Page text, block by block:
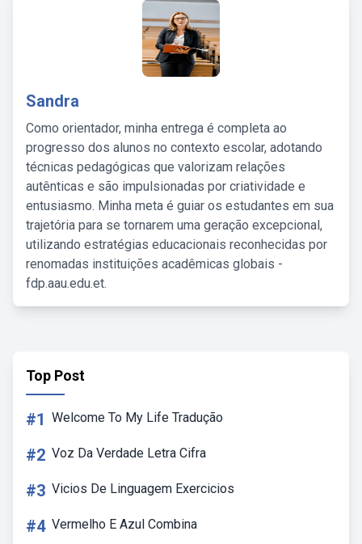
Sandra
Como orientador, minha entrega é completa ao
progresso dos alunos no contexto escolar, adotando
técnicas pedagógicas que valorizam relações
autênticas e são impulsionadas por criatividade e
entusiasmo. Minha meta é guiar os estudantes em sua
trajetória para se tornarem uma geração excepcional,
utilizando estratégias educacionais reconhecidas por
renomadas instituições acadêmicas globais -
fdp.aau.edu.et.
Top Post
#1 Welcome To My Life Tradução
#2 Voz Da Verdade Letra Cifra
#3 Vicios De Linguagem Exercicios
#4 Vermelho E Azul Combina